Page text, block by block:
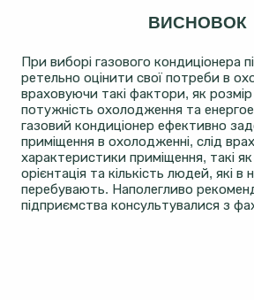
ВИСНОВОК
При виборі газового кондиціонера
ретельно оцінити свої потреби в
враховуючи такі фактори, як
потужність охолодження та
газовий кондиціонер ефективно
приміщення в охолодженні, слід
характеристики приміщення, такі як
орієнтація та кількість людей, які в
перебувають. Наполегливо
підприємства консультувалися з